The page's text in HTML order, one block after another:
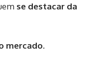
se destacar da
mercado.